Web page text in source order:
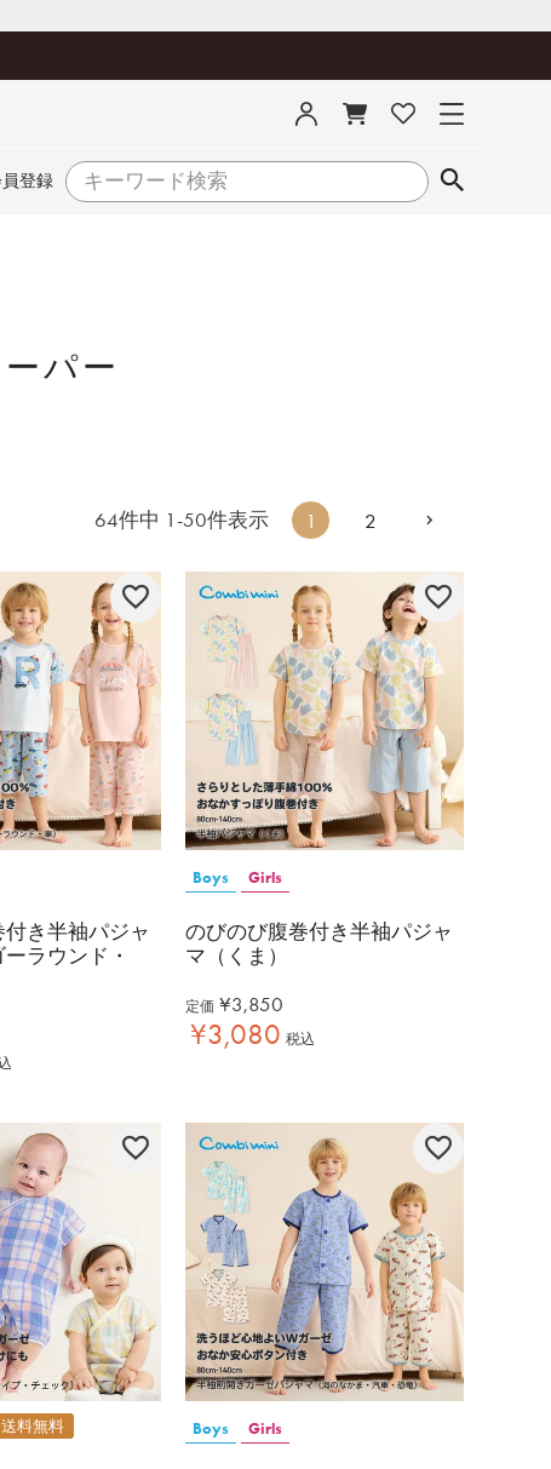
登録
パー
64件中 1 -50件表示 1 2
き半袖パジャ
ラウンド・
Boys Girls
のびのび腹巻付き半袖パジャ
マ（くま）
定価 ¥3,850
¥3,080 税込
送料無料 Boys Girls